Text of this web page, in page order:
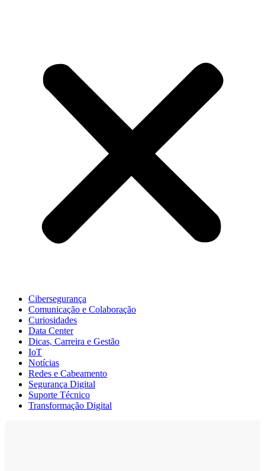
Cibersegurança
Comunicação e Colaboração
Curiosidades
Data Center
Dicas, Carreira e Gestão
IoT
Notícias
Redes e Cabeamento
Segurança Digital
Suporte Técnico
Transformação Digital